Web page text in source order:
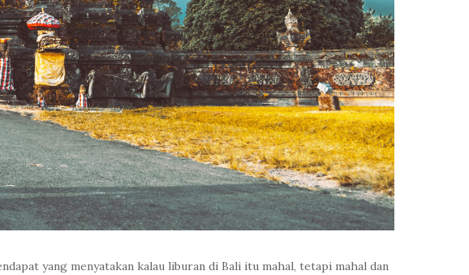
yang menyatakan kalau liburan di Bali itu mahal, tetapi mahal dan